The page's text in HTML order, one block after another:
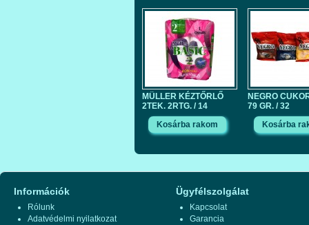
MÜLLER KÉZTŐRLŐ
2TEK. 2RTG. / 14
NEGRO
79 GR. / 32
Információk
Rólunk
Adatvédelmi nyilatkozat
Ügyfélszolgálat
Kapcsolat
Garancia